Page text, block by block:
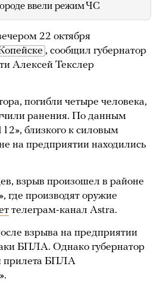
ввели режим ЧС
22 октября
, сообщил губернатор
Алексей Текслер
погибли четыре человека,
ранения. По данным
близкого к силовым
на предприятии находились
взрыв произошел в районе
где производят оружие
телеграм-канал Astra.
взрыва на предприятии
БПЛА. Однако губернатор
прилета БПЛА